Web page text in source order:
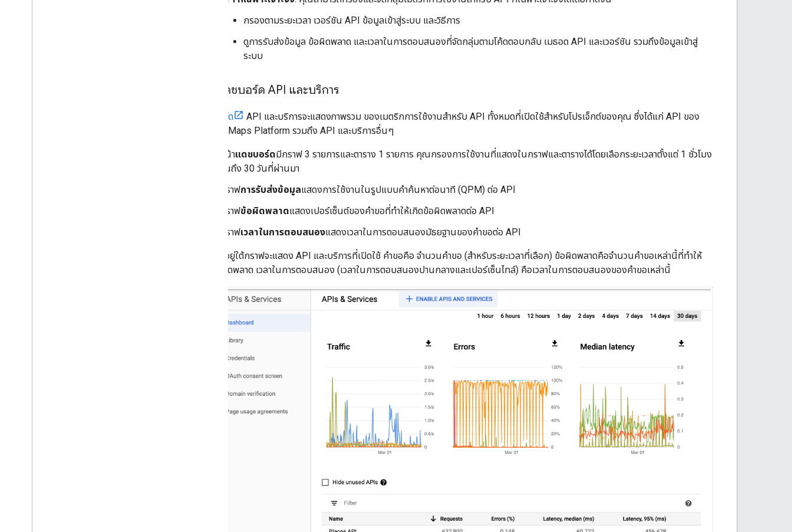
กรองตามระยะเวลา เวอร์ชัน API ข้อมูลเข้าสู่ระบบ และวิธีการ
ดูการรับส่งข้อมูล ข้อผิดพลาด และเวลาในการตอบสนองที่จัดกลุ่มตามโค้ดตอบกลับ เมธอด API และเวอร์ชัน รวมถึงข้อมูลเข้าสู่
ระบบ
หน้าแดชบอร์ด API และบริการ
แดชบอร์ด
API และบริการจะแสดงภาพรวม ของเมตริกการใช้งานสำหรับ API ทั้งหมดที่เปิดใช้สำหรับโปรเจ็กต์ของคุณ ซึ่งได้แก่ API ของ
Google Maps Platform รวมถึง API และบริการอื่นๆ
หน้าแดชบอร์ดมีกราฟ 3 รายการและตาราง 1 รายการ คุณกรองการใช้งานที่แสดงในกราฟและตารางได้โดยเลือกระยะเวลาตั้งแต่ 1 ชั่วโมง
จนถึง 30 วันที่ผ่านมา
กราฟการรับส่งข้อมูลแสดงการใช้งานในรูปแบบคำค้นหาต่อนาที (QPM) ต่อ API
กราฟข้อผิดพลาดแสดงเปอร์เซ็นต์ของคำขอที่ทำให้เกิดข้อผิดพลาดต่อ API
กราฟเวลาในการตอบสนองแสดงเวลาในการตอบสนองมัธยฐานของคำขอต่อ API
ตารางที่อยู่ใต้กราฟจะแสดง API และบริการที่เปิดใช้ คำขอคือ จำนวนคำขอ (สำหรับระยะเวลาที่เลือก) ข้อผิดพลาดคือจำนวนคำขอเหล่านี้ที่ทำให้
เกิดข้อผิดพลาด เวลาในการตอบสนอง (เวลาในการตอบสนองปานกลางและเปอร์เซ็นไทล์) คือเวลาในการตอบสนองของคำขอเหล่านี้